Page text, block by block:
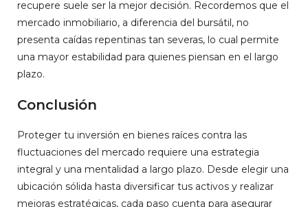
recupere suele ser la mejor decisión. Recordemos que el
mercado inmobiliario, a diferencia del bursátil, no
presenta caídas repentinas tan severas, lo cual permite
una mayor estabilidad para quienes piensan en el largo
plazo.
Conclusión
Proteger tu inversión en bienes raíces contra las
fluctuaciones del mercado requiere una estrategia
integral y una mentalidad a largo plazo. Desde elegir una
ubicación sólida hasta diversificar tus activos y realizar
mejoras estratégicas, cada paso cuenta para asegurar